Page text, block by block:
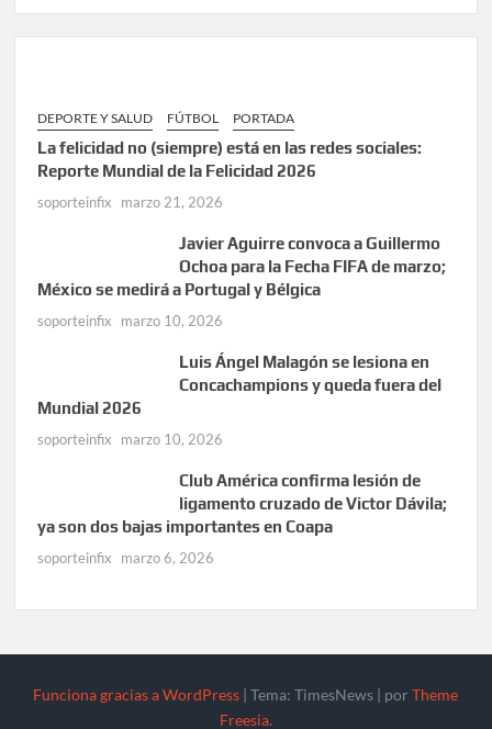
DEPORTE Y SALUD FÚTBOL PORTADA
La felicidad no (siempre) está en las redes sociales:
Reporte Mundial de la Felicidad 2026
soporteinfix marzo 21, 2026
Javier Aguirre convoca a Guillermo
Ochoa para la Fecha FIFA de marzo;
México se medirá a Portugal y Bélgica
soporteinfix marzo 10, 2026
Luis Ángel Malagón se lesiona en
Concachampions y queda fuera del
Mundial 2026
soporteinfix marzo 10, 2026
Club América confirma lesión de
ligamento cruzado de Victor Dávila;
ya son dos bajas importantes en Coapa
soporteinfix marzo 6, 2026
Funciona gracias a WordPress |Tema: TimesNews | porTheme
Freesia.